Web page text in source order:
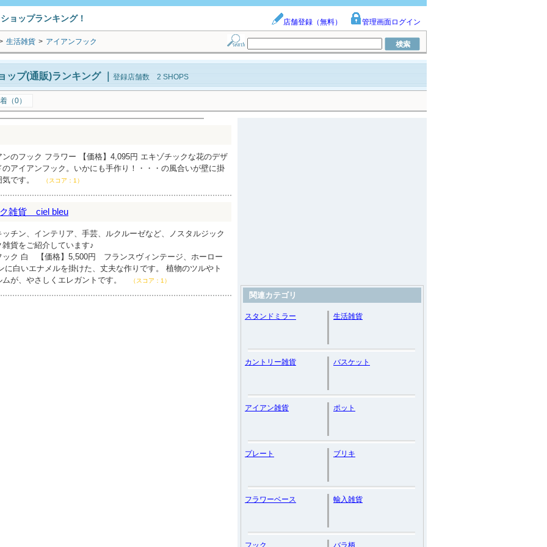
ョップランキング！ 店舗登録（無料） 管理画面ログイン
生活雑貨 > アイアンフック
プ(通販)ランキング｜ 登録店舗数 2 SHOPS
（0）
ンのフック フラワー 【価格】4,095円 エキゾチックな花のデザ
アイアンフック。いかにも手作り！・・・の風合いが壁に掛
です。
（スコア：1）
雑貨 ciel bleu
チン、インテリア、手芸、ルクルーゼなど、ノスタルジック
貨をご紹介しています♪
ック 白 【価格】5,500円 フランスヴィンテージ、ホーロー
に白いエナメルを掛けた、丈夫な作りです。 植物のツルやト
が、やさしくエレガントです。
（スコア：1）
関連カテゴリ
スタンドミラー 生活雑貨
カントリー雑貨 バスケット
アイアン雑貨 ポット
プレート ブリキ
フラワーベース 輸入雑貨
フック バラ柄